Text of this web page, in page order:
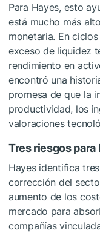
Para Hayes, esto
está mucho más
monetaria. En
exceso de liquidez
rendimiento en
encontró una
promesa de que la
productividad, los
valoraciones
Tres riesgos para
Hayes identifica
corrección del
aumento de los
mercado para
compañías